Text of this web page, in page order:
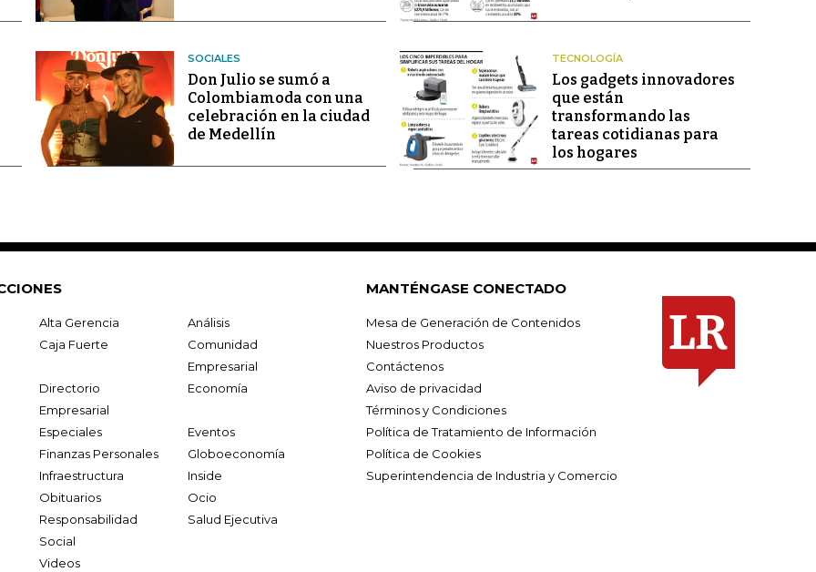
SOCIALES
Don Julio se sumó a
Colombiamoda con una
celebración en la ciudad
de Medellín
TECNOLOGÍA
Los gadgets innovadores
que están
transformando las
tareas cotidianas para
los hogares
Alta Gerencia
Análisis
Caja Fuerte
Comunidad
Empresarial
Directorio
Empresarial
Economía
Especiales
Eventos
Finanzas Personales
Globoeconomía
Infraestructura
Inside
Obituarios
Ocio
Responsabilidad
Social
Salud Ejecutiva
Videos
MANTÉNGASE CONECTADO
Mesa de Generación de Contenidos
Nuestros Productos
Contáctenos
Aviso de privacidad
Términos y Condiciones
Política de Tratamiento de Información
Política de Cookies
Superintendencia de Industria y Comercio